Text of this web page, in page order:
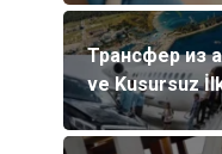
Трансфер из
ve Kusursuz